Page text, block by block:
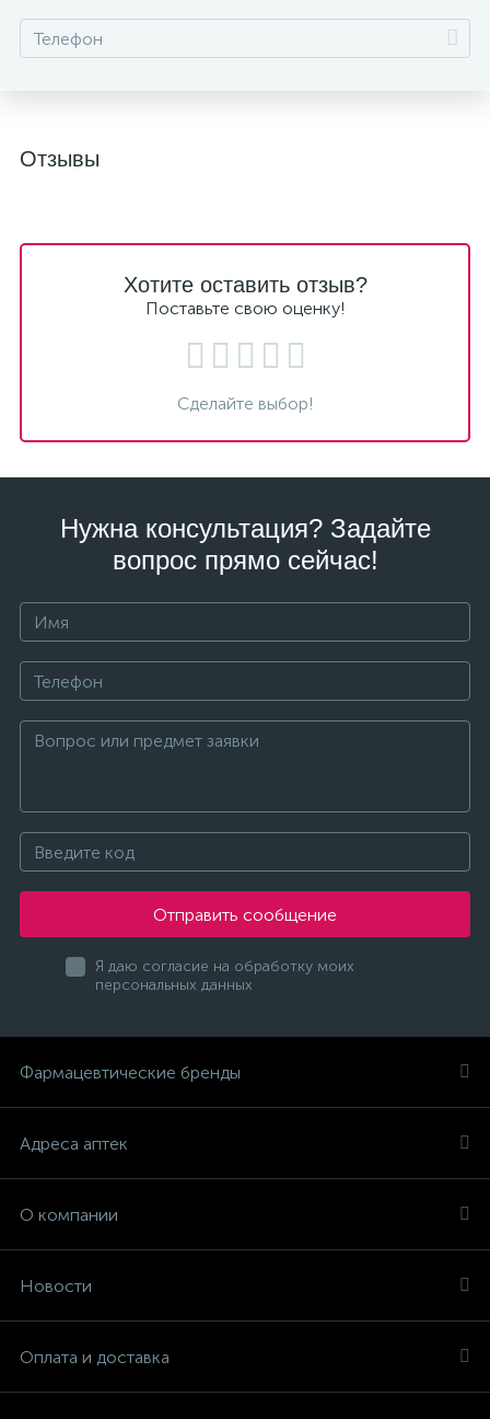
Отзывы
Хотите оставить отзыв?
Поставьте свою оценку!
Сделайте выбор!
Нужна консультация? Задайте
вопрос прямо сейчас!
Отправить сообщение
Я даю согласие на обработку моих
персональных данных
Фармацевтические бренды
Адреса аптек
О компании
Новости
Оплата и доставка